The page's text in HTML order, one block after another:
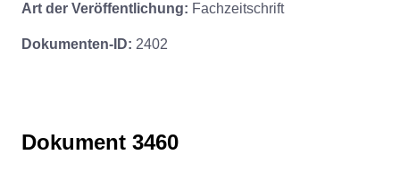
Art der Veröffentlichung: Fachzeitschrift
Dokumenten-ID: 2402
Dokument 3460